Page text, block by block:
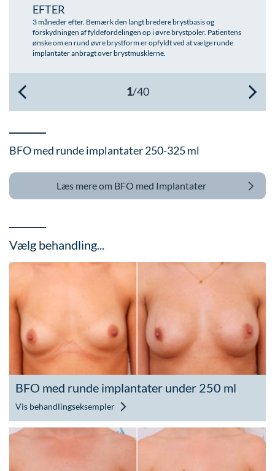
Øre-næse-hals
EFTER
3 måneder efter. Bemærk den langt bredere brystbasis og
forskydningen af fyldefordelingen op i øvre brystpoler. Patientens
ønske om en rund øvre brystform er opfyldt ved at vælge runde
implantater anbragt over brystmusklerne.
BFO med runde implantater 250-325 ml
Læs mere om BFO med Implantater
Vælg behandling...
BFO med runde implantater under 250 ml
Vis behandlingseksempler